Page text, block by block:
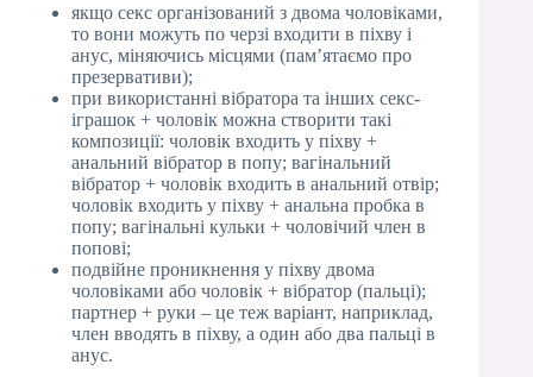
якщо секс організований з двома чоловіками,
то вони можуть по черзі входити в піхву і
анус, міняючись місцями (пам’ятаємо про
презервативи);
при використанні вібратора та інших секс-
іграшок + чоловік можна створити такі
композиції: чоловік входить у піхву +
анальний вібратор в попу; вагінальний
вібратор + чоловік входить в анальний отвір;
чоловік входить у піхву + анальна пробка в
попу; вагінальні кульки + чоловічий член в
попові;
подвійне проникнення у піхву двома
чоловіками або чоловік + вібратор (пальці);
партнер + руки – це теж варіант, наприклад,
член вводять в піхву, а один або два пальці в
анус.